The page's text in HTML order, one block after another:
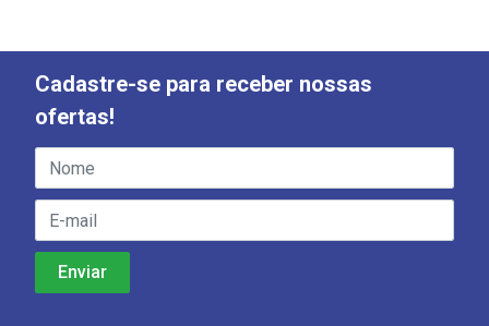
Cadastre-se para receber nossas
ofertas!